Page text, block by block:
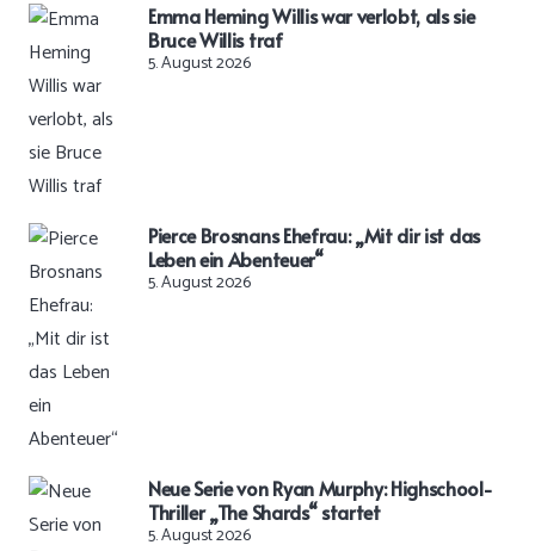
Emma Heming Willis war verlobt, als sie
Bruce Willis traf
5. August 2026
Pierce Brosnans Ehefrau: „Mit dir ist das
Leben ein Abenteuer“
5. August 2026
Neue Serie von Ryan Murphy: Highschool-
Thriller „The Shards“ startet
5. August 2026